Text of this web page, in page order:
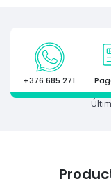
+376 685 271